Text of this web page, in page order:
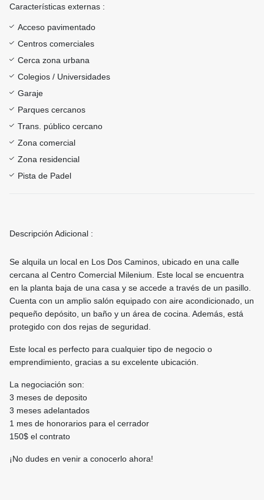
Características externas :
Acceso pavimentado
Centros comerciales
Cerca zona urbana
Colegios / Universidades
Garaje
Parques cercanos
Trans. público cercano
Zona comercial
Zona residencial
Pista de Padel
Descripción Adicional :
Se alquila un local en Los Dos Caminos, ubicado en una calle
cercana al Centro Comercial Milenium. Este local se encuentra
en la planta baja de una casa y se accede a través de un pasillo.
Cuenta con un amplio salón equipado con aire acondicionado, un
pequeño depósito, un baño y un área de cocina. Además, está
protegido con dos rejas de seguridad.
Este local es perfecto para cualquier tipo de negocio o
emprendimiento, gracias a su excelente ubicación.
La negociación son:
3 meses de deposito
3 meses adelantados
1 mes de honorarios para el cerrador
150$ el contrato
¡No dudes en venir a conocerlo ahora!